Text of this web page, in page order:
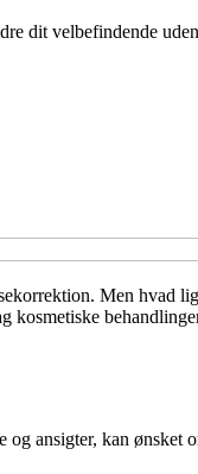
dit velbefindende
Men hvad
kosmetiske
ansigter, kan ønsket